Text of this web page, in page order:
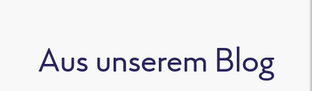
Aus unserem Blog